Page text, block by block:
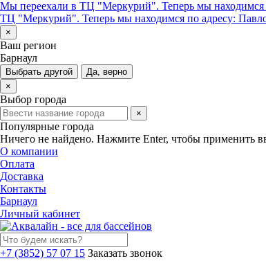
Мы переехали в ТЦ "Меркурий". Теперь мы находимся
ТЦ "Меркурий". Теперь мы находимся по адресу:
×
Ваш регион
Барнаул
Выбрать другой
Да, верно
×
Выбор города
×
Популярные города
Ничего не найдено. Нажмите Enter, чтобы применить
О компании
Оплата
Доставка
Контакты
Барнаул
Личный кабинет
+7 (3852) 57 07 15 Заказать звонок